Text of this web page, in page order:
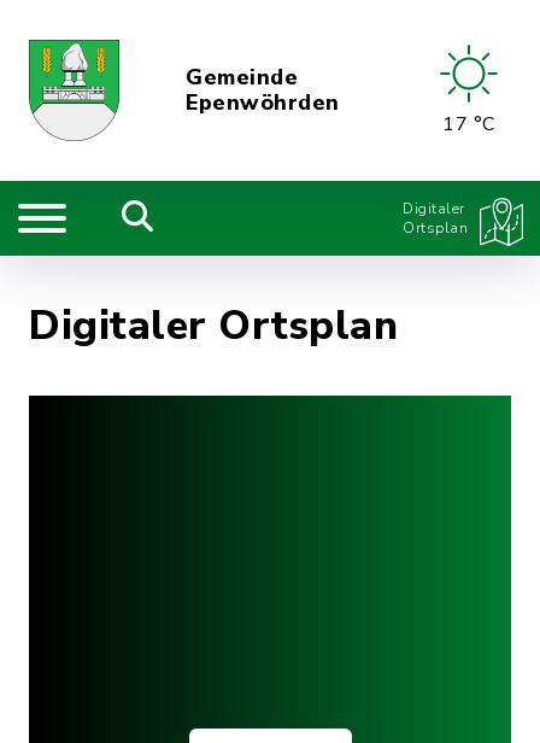
Gemeinde
Epenwöhrden
17 °C
Digitaler
Ortsplan
Digitaler Ortsplan